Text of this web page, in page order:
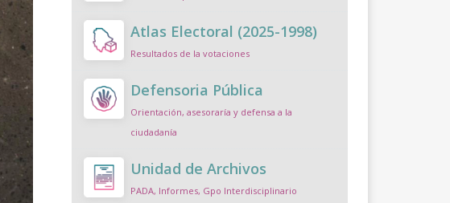
Atlas Electoral (2025-1998)
Resultados de la votaciones
Defensoria Pública
Orientación, asesoraría y defensa a la
ciudadanía
Unidad de Archivos
PADA, Informes, Gpo Interdisciplinario